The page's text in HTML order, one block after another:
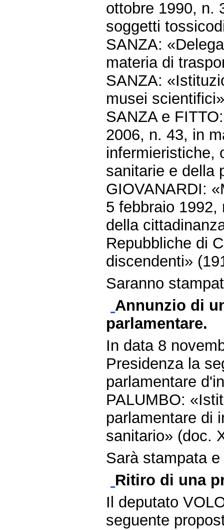
ottobre 1990, n.
soggetti
SANZA:
materia di
SANZA:
musei
SANZA e
2006, n. 43, in
infermieristiche,
sanitarie e della
GIOVANARDI:
5 febbraio
della
Repubbliche di
discendenti»
Saranno
Annunzio di
parlamentare.
In data 8
Presidenza la
parlamentare
PALUMBO:
parlamentare di
sanitario» (doc.
Sarà stampata
Ritiro di una
Il deputato
seguente